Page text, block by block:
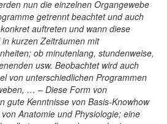
nun die einzelnen Organgewebe
getrennt beachtet und auch
auftreten und wann diese
kurzen Zeiträumen mit
ob minutenlang, stundenweise,
usw. Beobachtet wird auch
von unterschiedlichen Programmen
… – Diese Form von
gute Kenntnisse von Basis-Knowhow
Anatomie und Physiologie; eine